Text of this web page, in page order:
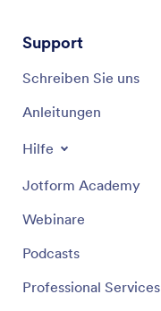
Support
Schreiben Sie uns
Anleitungen
Hilfe
Jotform Academy
Webinare
Podcasts
Professional Services